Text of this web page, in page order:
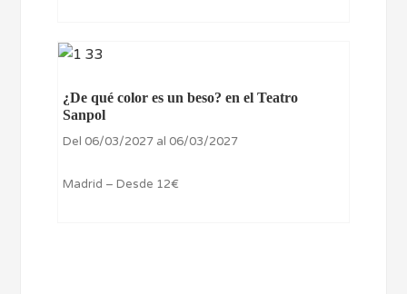
¿De qué color es un beso? en el Teatro
Sanpol
Del 06/03/2027 al 06/03/2027
Madrid – Desde 12€